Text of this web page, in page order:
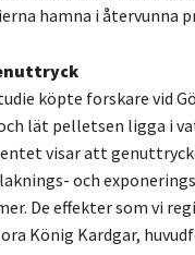
hamna i återvunna
köpte forskare vid
lät pelletsen ligga i
visar att
och
De effekter som vi
König Kardgar,